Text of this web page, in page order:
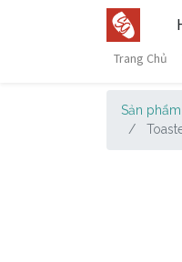
Trang Chủ
Sản phẩm